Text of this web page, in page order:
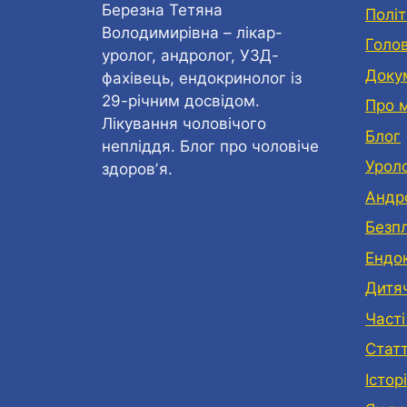
Березна Тетяна
Володимирівна – лікар-
уролог, андролог, УЗД-
фахівець, ендокринолог із
29-річним досвідом.
Лікування чоловічого
непліддя. Блог про чоловіче
здоровʼя.
Про
Блог